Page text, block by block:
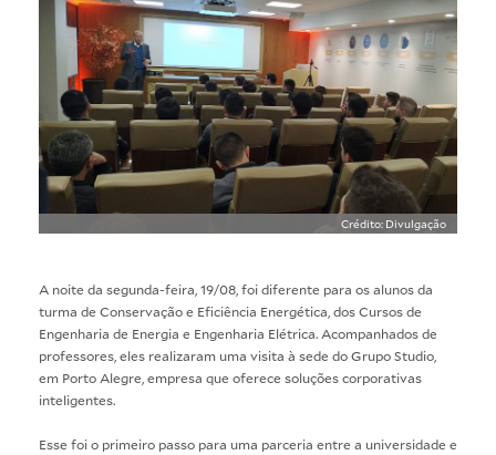
Crédito: Divulgação
A noite da segunda-feira, 19/08, foi diferente para os alunos da
turma de Conservação e Eficiência Energética, dos Cursos de
Engenharia de Energia e Engenharia Elétrica. Acompanhados de
professores, eles realizaram uma visita à sede do Grupo Studio,
em Porto Alegre, empresa que oferece soluções corporativas
inteligentes.
Esse foi o primeiro passo para uma parceria entre a universidade e